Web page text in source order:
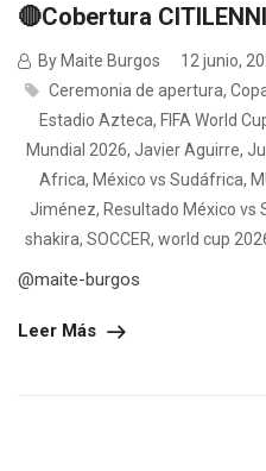
🔴Cobertura
By Maite Burgos
12 junio,
Ceremonia de apertura,
Estadio Azteca, FIFA World
Mundial 2026, Javier Aguirre,
Africa, México vs Sudáfrica,
Jiménez, Resultado México vs
shakira, SOCCER, world cup
@maite-burgos
Leer Más